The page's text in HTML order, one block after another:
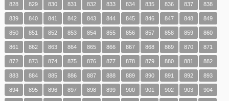
828 829 830 831 832 833 834 835 836 837 838
839 840 841 842 843 844 845 846 847 848 849
850 851 852 853 854 855 856 857 858 859 860
861 862 863 864 865 866 867 868 869 870 871
872 873 874 875 876 877 878 879 880 881 882
883 884 885 886 887 888 889 890 891 892 893
894 895 896 897 898 899 900 901 902 903 904